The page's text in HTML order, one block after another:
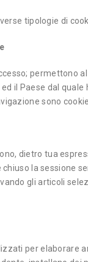
tipologie di
permettono
il Paese dal
sono
dietro tua
la sessione
gli articoli
per elaborare